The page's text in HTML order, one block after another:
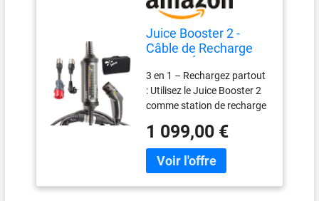
prise et surveille la
température pour éviter
toute surchauffe,
garantissant une recharge
Juice Booster 2 -
Câble de Recharge
Type 2, Chargeur
Mobile 22kW
Triphasé, Étanche
IP67, Antichoc,
Compatible Prises
CEE et Schuko, Idéal
pour Maison et
Voyage
3 en 1 – Rechargez partout
: Utilisez le Juice Booster 2
comme station de recharge
domicile, ou câble Type 2
pour bornes publiques. Un
appareil tout-en-un pour
1 099,00 €